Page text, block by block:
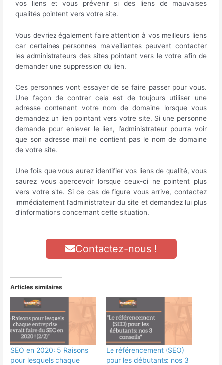
vos liens et vous prévenir si des liens de mauvaises
qualités pointent vers votre site.
Vous devriez également faire attention à vos meilleurs liens
car certaines personnes malveillantes peuvent contacter
les administrateurs des sites pointant vers le votre afin de
demander une suppression du lien.
Ces personnes vont essayer de se faire passer pour vous.
Une façon de contrer cela est de toujours utiliser une
adresse contenant votre nom de domaine lorsque vous
demandez un lien pointant vers votre site. Si une personne
demande pour enlever le lien, l’administrateur pourra voir
que son adresse mail ne contient pas le nom de domaine
de votre site.
Une fois que vous aurez identifier vos liens de qualité, vous
saurez vous apercevoir lorsque ceux-ci ne pointent plus
vers votre site. Si ce cas de figure vous arrive, contactez
immédiatement l’administrateur du site et demandez lui plus
d’informations concernant cette situation.
Contactez-nous !
Articles similaires
SEO en 2020: 5 Raisons
pour lesquels chaque
Le référencement (SEO)
pour les débutants: nos 3